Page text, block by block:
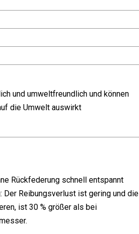
und umweltfreundlich und können
die Umwelt auswirkt
Rückfederung schnell entspannt
Der Reibungsverlust ist gering und die
ist 30 % größer als bei